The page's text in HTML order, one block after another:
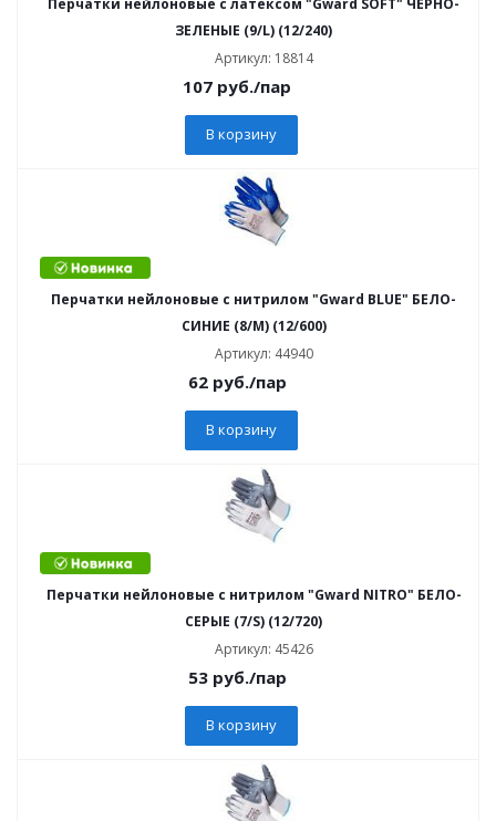
Перчатки нейлоновые с латексом "Gward SOFT" ЧЕРНО-
ЗЕЛЕНЫЕ (9/L) (12/240)
Артикул: 18814
107 руб./пар
В корзину
Перчатки нейлоновые с нитрилом "Gward BLUE" БЕЛО-
СИНИЕ (8/М) (12/600)
Артикул: 44940
62руб./пар
В корзину
Перчатки нейлоновые с нитрилом "Gward NITRO" БЕЛО-
СЕРЫЕ (7/S) (12/720)
Артикул: 45426
53руб./пар
В корзину